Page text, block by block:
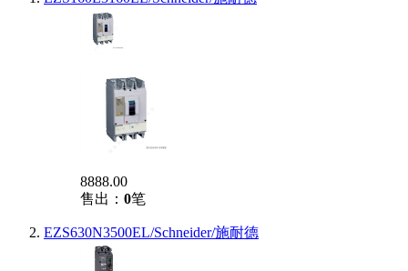
8888.00
售出： 0笔
EZS630N3500EL/Schneider/施耐德